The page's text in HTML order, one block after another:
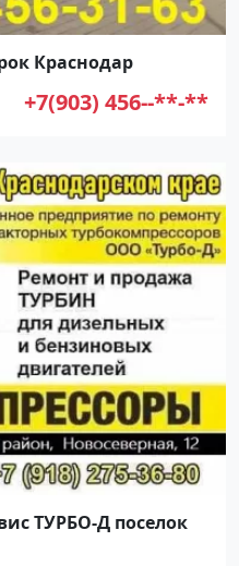
Краснодар
+7(903) 456--**-**
ТУРБО-Д поселок